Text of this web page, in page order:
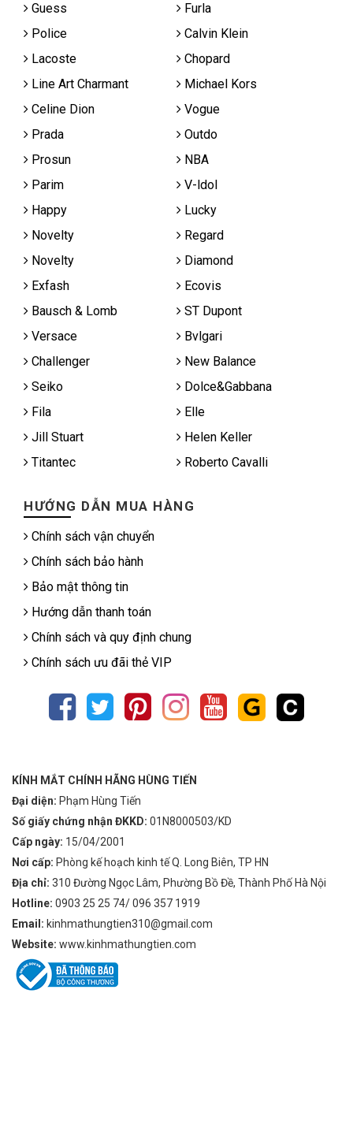
Guess
Furla
Police
Calvin Klein
Lacoste
Chopard
Line Art Charmant
Michael Kors
Celine Dion
Vogue
Prada
Outdo
Prosun
NBA
Parim
V-ldol
Happy
Lucky
Novelty
Regard
Novelty
Diamond
Exfash
Ecovis
Bausch & Lomb
ST Dupont
Versace
Bvlgari
Challenger
New Balance
Seiko
Dolce&Gabbana
Fila
Elle
Jill Stuart
Helen Keller
Titantec
Roberto Cavalli
HƯỚNG DẪN MUA HÀNG
Chính sách vận chuyển
Chính sách bảo hành
Bảo mật thông tin
Hướng dẫn thanh toán
Chính sách và quy định chung
Chính sách ưu đãi thẻ VIP
KÍNH MẮT CHÍNH HÃNG HÙNG TIẾN
Đại diện: Phạm Hùng Tiến
Số giấy chứng nhận ĐKKD: 01N8000503/KD
Cấp ngày: 15/04/2001
Nơi cấp: Phòng kế hoạch kinh tế Q. Long Biên, TP HN
Địa chỉ: 310 Đường Ngọc Lâm, Phường Bồ Đề, Thành Phố Hà Nội
Hotline: 0903 25 25 74/ 096 357 1919
Email: kinhmathungtien310@gmail.com
Website: www.kinhmathungtien.com